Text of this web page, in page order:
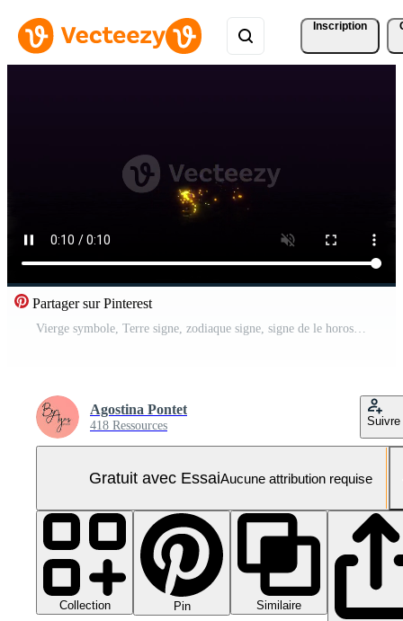
Inscription
Partager sur Pinterest
Vierge symbole, Terre signe, zodiaque signe, signe de le horoscope fabriqué de embrasé d'or particules disparaître et dissoudre sur reflétant sol Contexte. Vidéo Pro
Agostina Pontet
418 Ressources Suivre
Gratuit avec EssaiAucune attribution requise
Collection Pin
Similaire